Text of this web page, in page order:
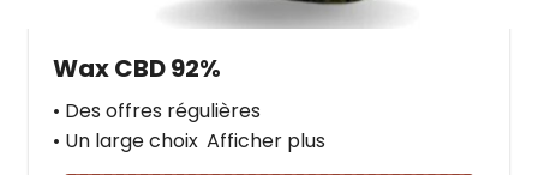
Wax CBD 92%
• Des offres régulières
• Un large choix Afficher plus